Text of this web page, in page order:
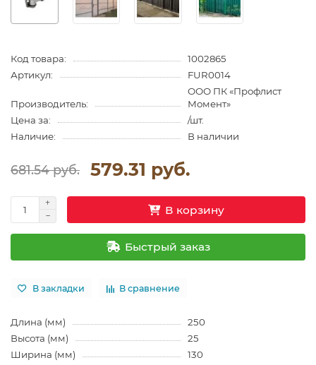
Код товара:
1002865
Артикул:
FUR0014
Производитель:
ООО ПК «Профлист
Момент»
Цена за:
/шт.
Наличие:
В наличии
681.54 руб. 579.31 руб.
В корзину
Быстрый заказ
В закладки В сравнение
Длина (мм)
250
Высота (мм)
25
Ширина (мм)
130